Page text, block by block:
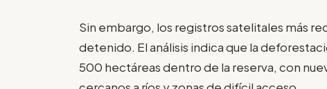
Sin embargo, los registros satelitales más
detenido. El análisis indica que la
500 hectáreas dentro de la reserva, con